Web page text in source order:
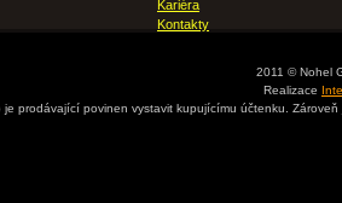
Kariéra
Kontakty
2011 © Nohel
Realizace
prodávající povinen vystavit kupujícímu účtenku.